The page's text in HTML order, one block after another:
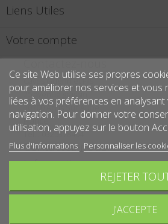
Liens Utiles
Votre compte
Caves Guérin et Fils
25 avenue grassin
10700 Arcis Sur Aube
France
Tél. : 0325378464
Contactez-nous
Informations
Écrivez-nous :
Ce site Web utilise ses propres
pour améliorer nos services et vous
liées à vos préférences en
navigation. Pour donner votre
utilisation, appuyez sur le bouton
Plus d'informations Personnaliser les
REJETER
J'ACCEPTE